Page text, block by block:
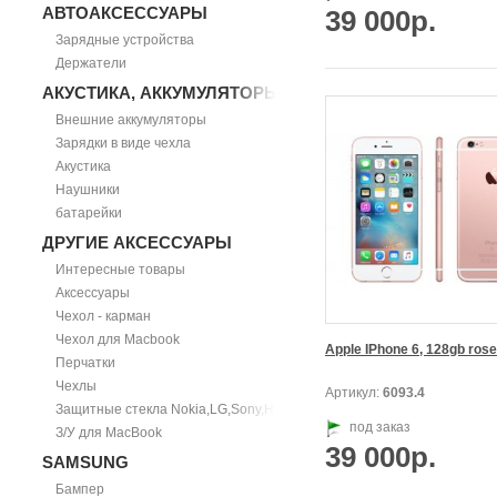
АВТОАКСЕССУАРЫ
Зарядные устройства
Держатели
АКУСТИКА, АККУМУЛЯТОРЫ
Внешние аккумуляторы
Зарядки в виде чехла
Акустика
Наушники
батарейки
ДРУГИЕ АКСЕССУАРЫ
Интересные товары
Аксессуары
Чехол - карман
Чехол для Macbook
Перчатки
Чехлы
Защитные стекла Nokia,LG,Sony,HTC
З/У для MacBook
SAMSUNG
Бампер
39 000р.
Apple IPhone 6, 128gb rose
Артикул: 6093.4
под заказ
39 000р.